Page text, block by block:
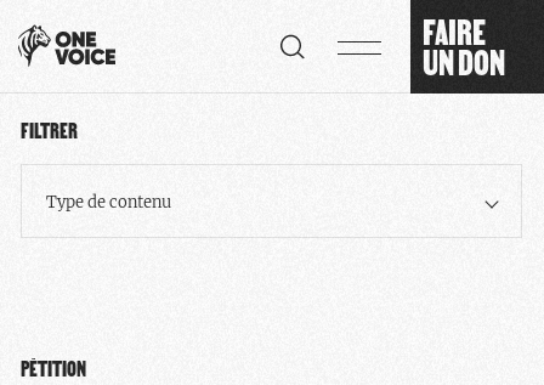
FAIRE
UN DON
FILTRER
Type de contenu
PÉTITION